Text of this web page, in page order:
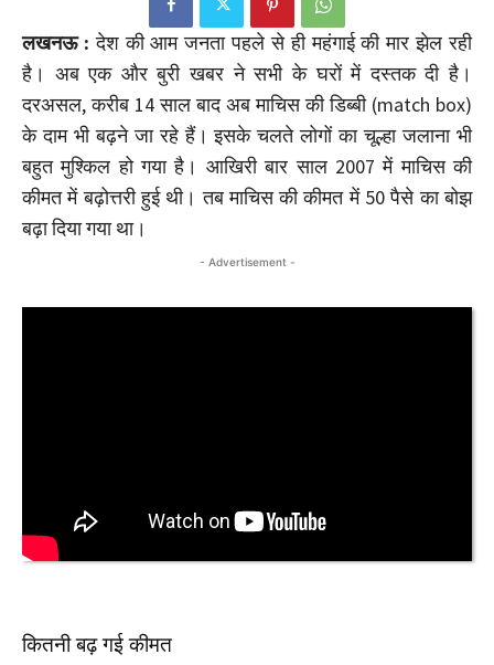
लखनऊ : देश की आम जनता पहले से ही महंगाई की मार झेल रही
है। अब एक और बुरी खबर ने सभी के घरों में दस्तक दी है।
दरअसल, करीब 14 साल बाद अब माचिस की डिब्बी (match box)
के दाम भी बढ़ने जा रहे हैं। इसके चलते लोगों का चूल्हा जलाना भी
बहुत मुश्किल हो गया है। आखिरी बार साल 2007 में माचिस की
कीमत में बढ़ोत्तरी हुई थी। तब माचिस की कीमत में 50 पैसे का बोझ
बढ़ा दिया गया था।
- Advertisement -
कितनी बढ़ गई कीमत